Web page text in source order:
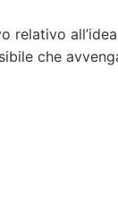
che